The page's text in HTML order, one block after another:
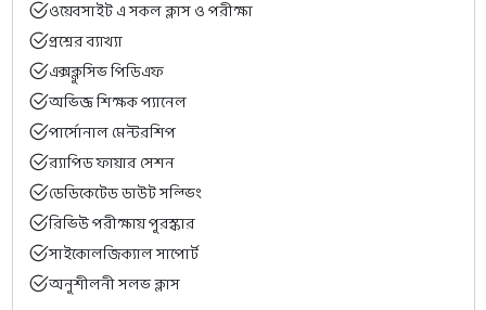
ওয়েবসাইট এ সকল ক্লাস ও পরীক্ষা
প্রশ্নের ব্যাখ্যা
এক্সক্লুসিভ পিডিএফ
অভিজ্ঞ শিক্ষক প্যানেল
পার্সোনাল মেন্টরশিপ
র‍্যাপিড ফায়ার সেশন
ডেডিকেটেড ডাউট সল্ভিং
রিভিউ পরীক্ষায় পুরস্কার
সাইকোলজিক্যাল সাপোর্ট
অনুশীলনী সলভ ক্লাস